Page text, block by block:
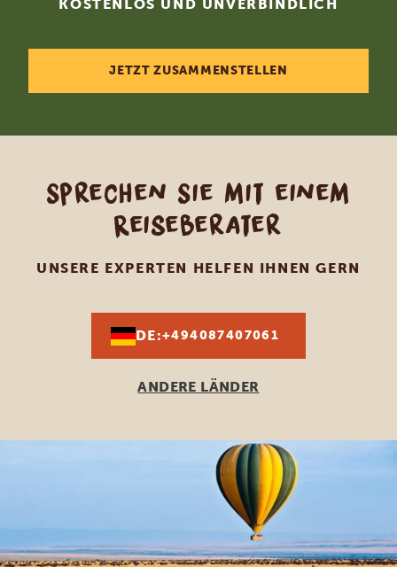
KOSTENLOS UND UNVERBINDLICH
JETZT ZUSAMMENSTELLEN
Sprechen Sie mit einem
Reiseberater
UNSERE EXPERTEN HELFEN IHNEN GERN
DE:+494087407061
ANDERE LÄNDER